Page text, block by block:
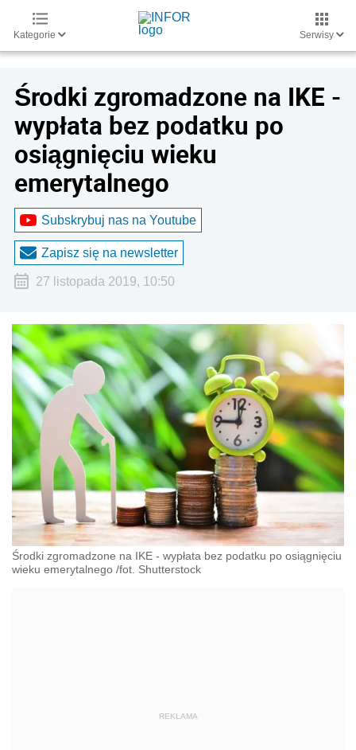
Kategorie Serwisy
Środki zgromadzone na IKE -
wypłata bez podatku po
osiągnięciu wieku
emerytalnego
Subskrybuj nas na Youtube
Zapisz się na newsletter
27 listopada 2019, 10:50
Środki zgromadzone na IKE - wypłata bez podatku po osiągnięciu
wieku emerytalnego /fot. Shutterstock